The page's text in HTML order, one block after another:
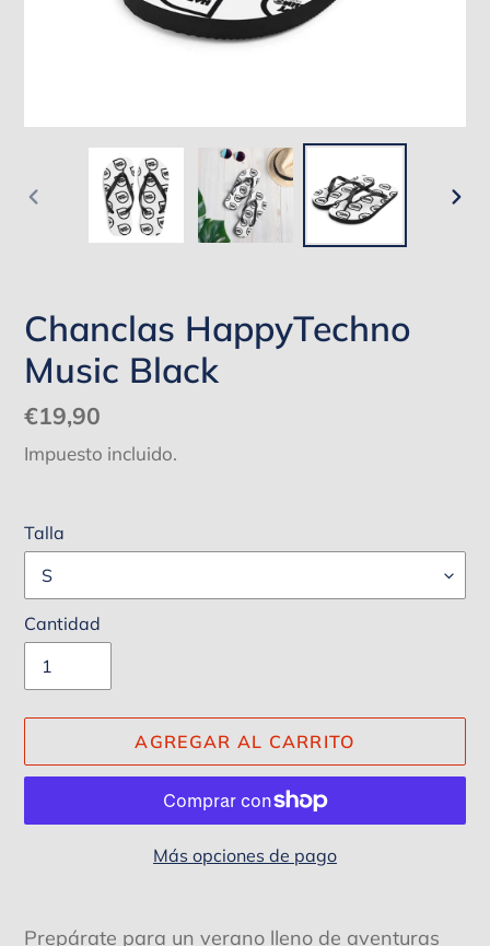
ANTERIOR
DIAPOSITIVA
Chanclas HappyTechno
Music Black
Precio
habitual
€19,90
Impuesto incluido.
Talla
Cantidad
AGREGAR AL CARRITO
Más opciones de pago
el
Prepárate para un verano lleno de aventuras